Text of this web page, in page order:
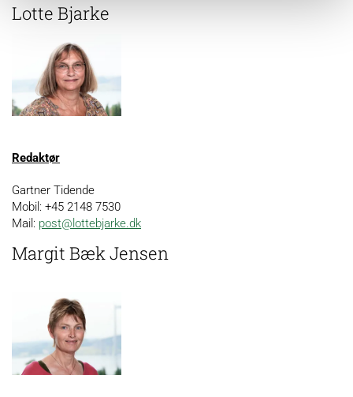
Lotte Bjarke
Redaktør
Gartner Tidende
Mobil: +45 2148 7530
Mail: post@lottebjarke.dk
Margit Bæk Jensen